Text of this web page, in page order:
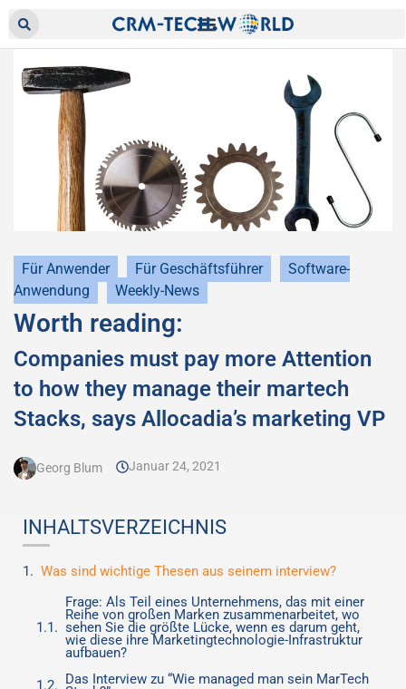
Für Anwender Für Geschäftsführer
Software-
Anwendung
Weekly-News
Worth reading:
Companies must pay more Attention
to how they manage their martech
Stacks, says Allocadia’s marketing VP
Georg Blum Januar 24, 2021
INHALTSVERZEICHNIS
Was sind wichtige Thesen aus seinem interview?
Frage: Als Teil eines Unternehmens, das mit einer
Reihe von großen Marken zusammenarbeitet, wo
sehen Sie die größte Lücke, wenn es darum geht,
wie diese ihre Marketingtechnologie-Infrastruktur
aufbauen?
Das Interview zu “Wie managed man sein MarTech